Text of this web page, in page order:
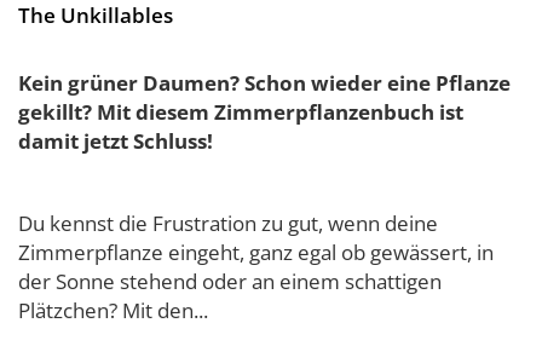
The Unkillables
Kein grüner Daumen? Schon wieder eine Pflanze
gekillt? Mit diesem Zimmerpflanzenbuch ist
damit jetzt Schluss!
Du kennst die Frustration zu gut, wenn deine
Zimmerpflanze eingeht, ganz egal ob gewässert, in
der Sonne stehend oder an einem schattigen
Plätzchen? Mit den...